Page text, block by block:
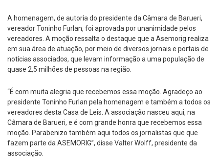
A homenagem, de autoria do presidente da Câmara de Barueri,
vereador Toninho Furlan, foi aprovada por unanimidade pelos
vereadores. A moção ressalta o destaque que a Asemorig realiza
em sua área de atuação, por meio de diversos jornais e portais de
notícias associados, que levam informação a uma população de
quase 2,5 milhões de pessoas na região.
“É com muita alegria que recebemos essa moção. Agradeço ao
presidente Toninho Furlan pela homenagem e também a todos os
vereadores desta Casa de Leis. A associação nasceu aqui, na
Câmara de Barueri, e é com grande honra que recebemos essa
moção. Parabenizo também aqui todos os jornalistas que que
fazem parte da ASEMORIG”, disse Valter Wolff, presidente da
associação.